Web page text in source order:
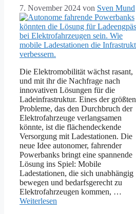
7. November 2024 von Sven Mund
Die Elektromobilität wächst rasant,
und mit ihr die Nachfrage nach
innovativen Lösungen für die
Ladeinfrastruktur. Eines der größten
Probleme, das den Durchbruch der
Elektrofahrzeuge verlangsamen
könnte, ist die flächendeckende
Versorgung mit Ladestationen. Die
neue Idee autonomer, fahrender
Powerbanks bringt eine spannende
Lösung ins Spiel: Mobile
Ladestationen, die sich unabhängig
bewegen und bedarfsgerecht zu
Elektrofahrzeugen kommen, …
Weiterlesen